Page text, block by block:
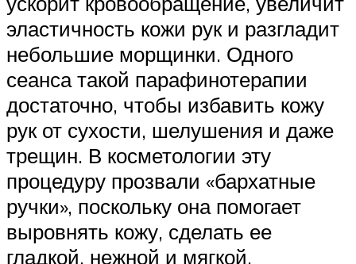
эластичность кожи рук и разгладит
небольшие морщинки. Одного
сеанса такой парафинотерапии
достаточно, чтобы избавить кожу
рук от сухости, шелушения и даже
трещин. В косметологии эту
процедуру прозвали «бархатные
ручки», поскольку она помогает
выровнять кожу, сделать ее
гладкой, нежной и мягкой.